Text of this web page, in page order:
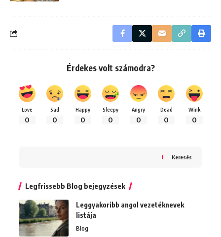
Érdekes volt számodra?
Love
0
Sad
0
Happy
0
Sleepy
0
Angry
0
Dead
0
Wink
0
Keresés
Legfrissebb Blog bejegyzések
Leggyakoribb angol vezetéknevek
listája
Blog